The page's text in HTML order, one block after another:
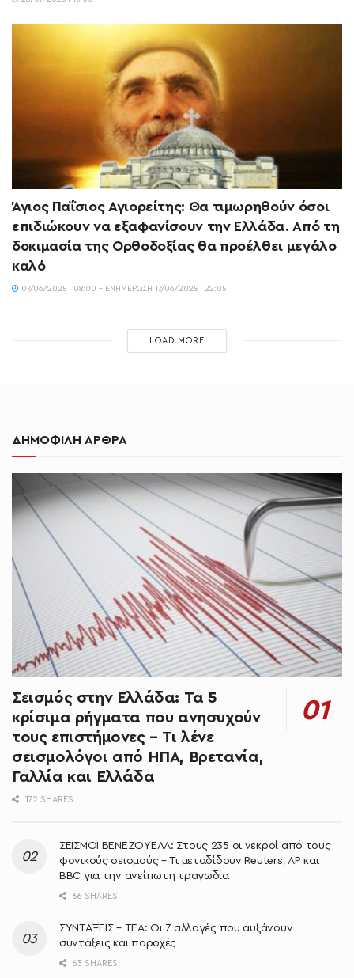
Άγιος Παΐσιος Αγιορείτης: Θα τιμωρηθούν όσοι
επιδιώκουν να εξαφανίσουν την Ελλάδα. Από τη
δοκιμασία της Ορθοδοξίας θα προέλθει μεγάλο
καλό
07/06/2025 | 08:00 - ΕΝΗΜΈΡΩΣΗ 17/06/2025 | 22:05
LOAD MORE
ΔΗΜΟΦΙΛΗ ΑΡΘΡΑ
Σεισμός στην Ελλάδα: Τα 5
κρίσιμα ρήγματα που ανησυχούν
τους επιστήμονες – Τι λένε
σεισμολόγοι από ΗΠΑ, Βρετανία,
Γαλλία και Ελλάδα
172 SHARES
ΣΕΙΣΜΟΙ ΒΕΝΕΖΟΥΕΛΑ: Στους 235 οι νεκροί από τους
φονικούς σεισμούς – Τι μεταδίδουν Reuters, AP και
BBC για την ανείπωτη τραγωδία
66 SHARES
ΣΥΝΤΑΞΕΙΣ – ΤΕΑ: Οι 7 αλλαγές που αυξάνουν
συντάξεις και παροχές
63 SHARES